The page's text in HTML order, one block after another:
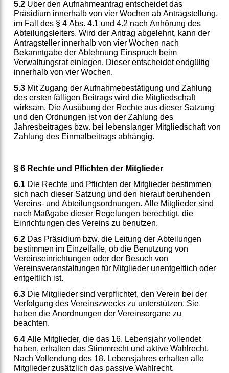
5.2Über den Aufnahmeantrag entscheidet das
Präsidium innerhalb von vier Wochen ab Antragstellung,
im Fall des § 4 Abs. 4.1 und 4.2 nach Anhörung des
Abteilungsleiters. Wird der Antrag abgelehnt, kann der
Antragsteller innerhalb von vier Wochen nach
Bekanntgabe der Ablehnung Einspruch beim
Verwaltungsrat einlegen. Dieser entscheidet endgültig
innerhalb von vier Wochen.
5.3Mit Zugang der Aufnahmebestätigung und Zahlung
des ersten fälligen Beitrags wird die Mitgliedschaft
wirksam. Die Ausübung der Rechte aus dieser Satzung
und den Ordnungen ist von der Zahlung des
Jahresbeitrages bzw. bei lebenslanger Mitgliedschaft von
Zahlung des Einmalbeitrags abhängig.
§ 6 Rechte und Pflichten der Mitglieder
6.1Die Rechte und Pflichten der Mitglieder bestimmen
sich nach dieser Satzung und den hierauf beruhenden
Vereins- und Abteilungsordnungen. Alle Mitglieder sind
nach Maßgabe dieser Regelungen berechtigt, die
Einrichtungen des Vereins zu benutzen.
6.2Das Präsidium bzw. die Leitung der Abteilungen
bestimmen im Einzelfalle, ob die Benutzung von
Vereinseinrichtungen oder der Besuch von
Vereinsveranstaltungen für Mitglieder unentgeltlich oder
entgeltlich ist.
6.3Die Mitglieder sind verpflichtet, den Verein bei der
Verfolgung des Vereinszwecks zu unterstützen. Sie
haben die Anordnungen der Vereinsorgane zu
beachten.
6.4Alle Mitglieder, die das 16. Lebensjahr vollendet
haben, erhalten das Stimmrecht und aktive Wahlrecht.
Nach Vollendung des 18. Lebensjahres erhalten alle
Mitglieder zusätzlich das passive Wahlrecht.